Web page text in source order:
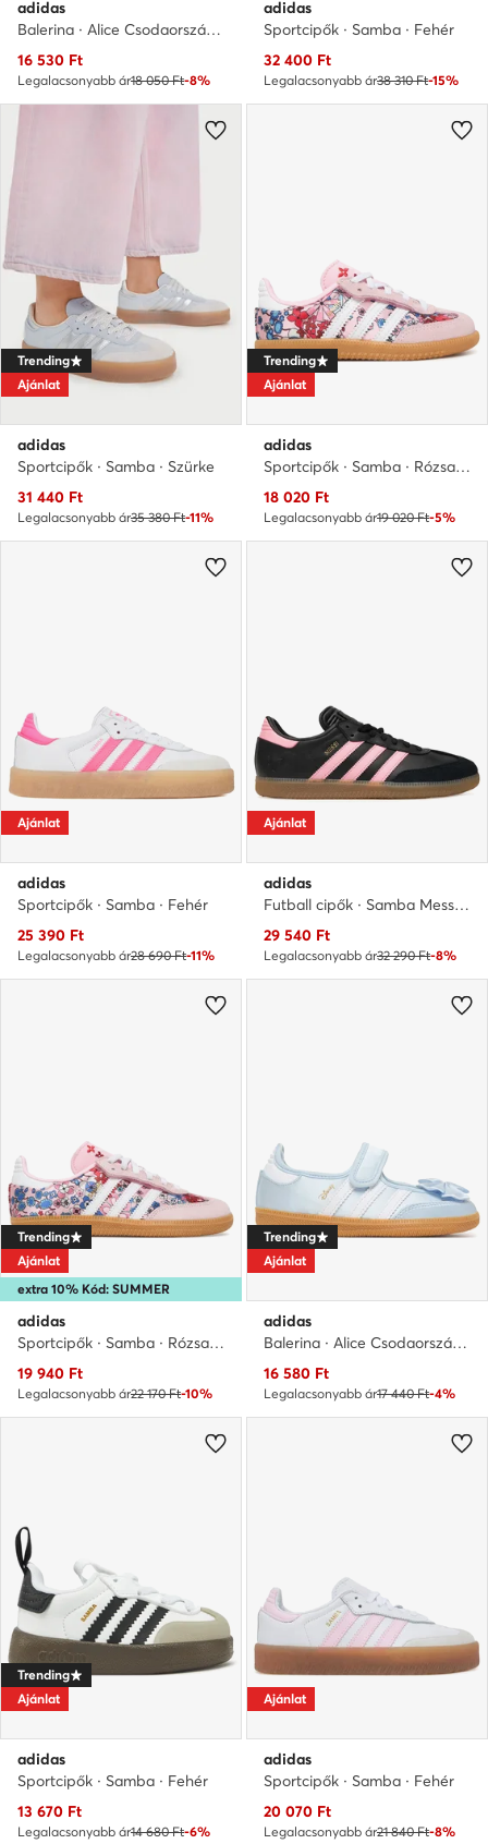
adidas
Balerina · Alice Csodaországban · Világoskék
Aktuális ár
16 530 Ft
Legalacsonyabb ár18 050 Ft-8%
adidas
Sportcipők · Samba · Fehér
Aktuális ár
32 400 Ft
Legalacsonyabb ár38 310 Ft-15%
Trending
Ajánlat
adidas
Sportcipők · Samba · Szürke
Aktuális ár
31 440 Ft
Legalacsonyabb ár35 380 Ft-11%
Trending
Ajánlat
adidas
Sportcipők · Samba · Rózsaszín
Aktuális ár
18 020 Ft
Legalacsonyabb ár19 020 Ft-5%
Ajánlat
adidas
Sportcipők · Samba · Fehér
Aktuális ár
25 390 Ft
Legalacsonyabb ár28 690 Ft-11%
Ajánlat
adidas
Futball cipők · Samba Messi Boots JP7845 · Fekete
Aktuális ár
29 540 Ft
Legalacsonyabb ár32 290 Ft-8%
extra 10% Kód: SUMMER
Trending
Ajánlat
adidas
Sportcipők · Samba · Rózsaszín
Aktuális ár
19 940 Ft
Legalacsonyabb ár22 170 Ft-10%
Trending
Ajánlat
adidas
Balerina · Alice Csodaországban · Világoskék
Aktuális ár
16 580 Ft
Legalacsonyabb ár17 440 Ft-4%
Trending
Ajánlat
adidas
Sportcipők · Samba · Fehér
Aktuális ár
13 670 Ft
Legalacsonyabb ár14 680 Ft-6%
Ajánlat
adidas
Sportcipők · Samba · Fehér
Aktuális ár
20 070 Ft
Legalacsonyabb ár21 840 Ft-8%